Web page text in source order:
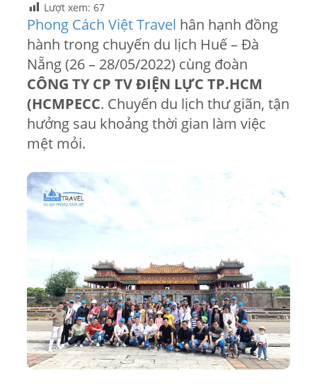
Lượt xem: 67
Phong Cách Việt Travel hân hạnh đồng
hành trong chuyến du lịch Huế – Đà
Nẵng (26 – 28/05/2022) cùng đoàn
CÔNG TY CP TV ĐIỆN LỰC TP.HCM
(HCMPECC. Chuyến du lịch thư giãn, tận
hưởng sau khoảng thời gian làm việc
mệt mỏi.